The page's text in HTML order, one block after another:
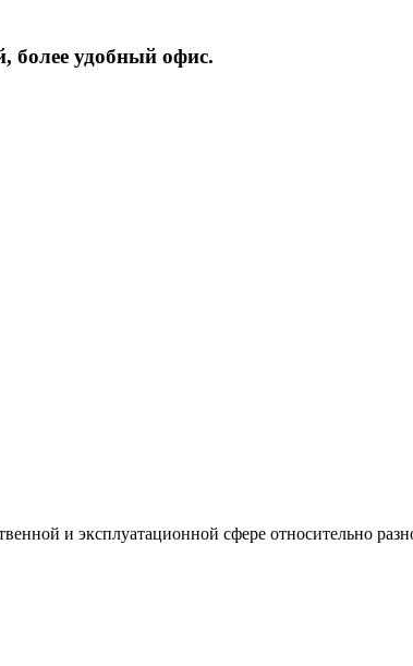
более удобный офис.
и эксплуатационной сфере относительно